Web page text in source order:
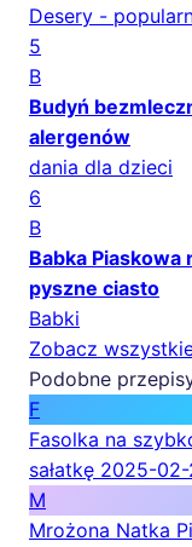
Desery -
5
B
Budyń
alergenów
dania dla dzieci
6
B
Babka
pyszne ciasto
Babki
Zobacz
Podobne
F
Fasolka na
sałatkę 2025-02-
M
Mrożona Natka